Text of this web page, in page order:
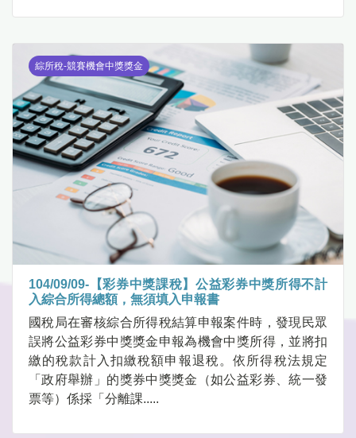
綜所稅-競賽機會中獎獎金
104/09/09-【彩券中獎課稅】公益彩券中獎所得不計
入綜合所得總額，無須填入申報書
國稅局在審核綜合所得稅結算申報案件時，發現民眾
誤將公益彩券中獎獎金申報為機會中獎所得，並將扣
繳的稅款計入扣繳稅額申報退稅。依所得稅法規定
「政府舉辦」的獎券中獎獎金（如公益彩券、統一發
票等）係採「分離課.....